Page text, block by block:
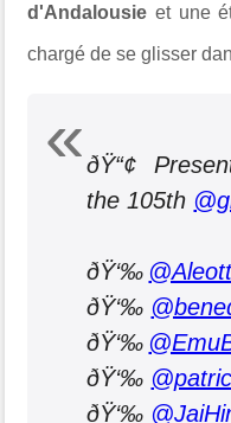
d'Andalousie et une
chargé de se glisser
ðŸ“¢
the 105th
ðŸ‘‰
ðŸ‘‰
ðŸ‘‰
ðŸ‘‰
ðŸ‘‰